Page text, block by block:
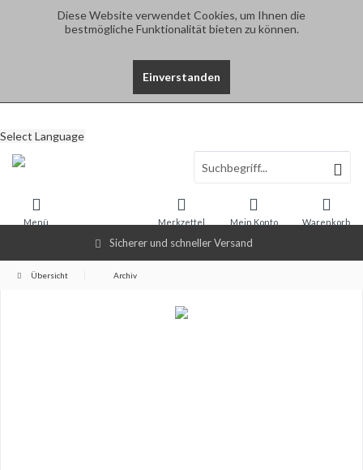
Diese Website verwendet Cookies, um Ihnen die
bestmögliche Funktionalität bieten zu können.
Einverstanden
Sicherer und schneller Versand
Select Language
Warenkorb
Merkzettel Mein Konto
Menü
Übersicht Archiv